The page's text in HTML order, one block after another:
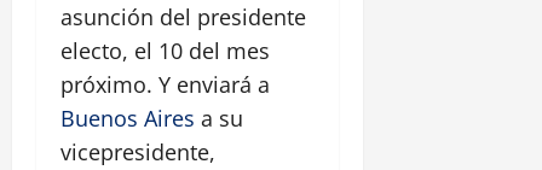
asunción del presidente
electo, el 10 del mes
próximo. Y enviará a
Buenos Aires a su
vicepresidente,